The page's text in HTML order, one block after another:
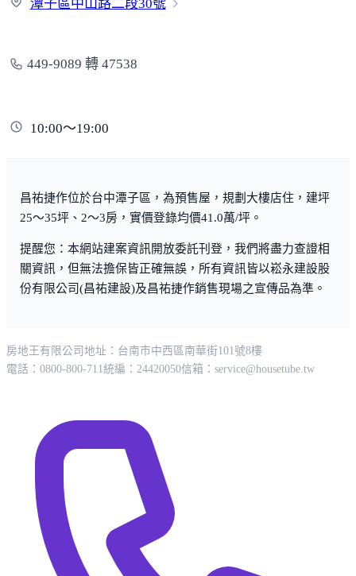
潭子區中山路二段30號
449-9089 轉 47538
10:00～19:00
昌祐捷作位於台中潭子區，為預售屋，規劃大樓店住，建坪
25～35坪、2～3房，實價登錄均價41.0萬/坪。
提醒您：本網站建案資訊開放委託刊登，我們將盡力查證相
關資訊，但無法擔保皆正確無誤，所有資訊皆以崧永建設股
份有限公司(昌祐建設)及昌祐捷作銷售現場之宣傳品為準。
房地王有限公司 地址：台南市中西區南華街101號8樓
電話：0800-800-711統編：24420050信箱： service@housetube.tw